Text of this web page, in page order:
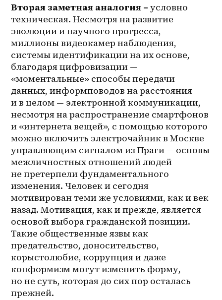
Вторая заметная аналогия – условно
техническая. Несмотря на развитие
эволюции и научного прогресса,
миллионы видеокамер наблюдения,
системы идентификации на их основе,
благодаря цифровизации —
«моментальные» способы передачи
данных, информповодов на расстояния
и в целом — электронной коммуникации,
несмотря на распространение смартфонов
и «интернета вещей», с помощью которого
можно включить электрочайник в Москве
управляющим сигналом из Праги — основы
межличностных отношений людей
не претерпели фундаментального
изменения. Человек и сегодня
мотивирован теми же условиями, как и век
назад. Мотивация, как и прежде, является
основой выбора гражданской позиции.
Такие общественные язвы как
предательство, доносительство,
корыстолюбие, коррупция и даже
конформизм могут изменить форму,
но не суть, которая до сих пор осталась
прежней.